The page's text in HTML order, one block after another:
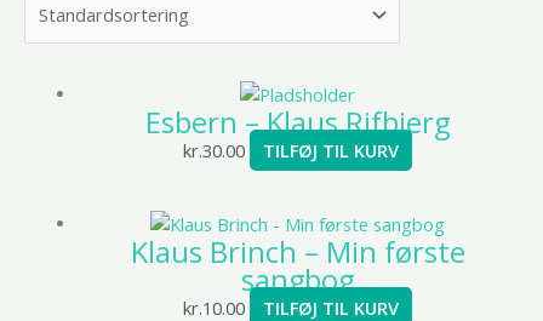
Esbern – Klaus Rifbjerg
kr.30.00 TILFØJ TIL KURV
Klaus Brinch – Min første
sangbog
kr.10.00 TILFØJ TIL KURV